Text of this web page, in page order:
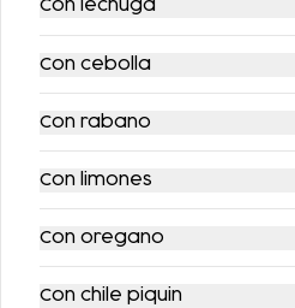
HUEVOS
REVUELTOS CON
JAMÓN
$86.00
Con lechuga
Con cebolla
Con rabano
Con limones
Con oregano
Con chile piquin